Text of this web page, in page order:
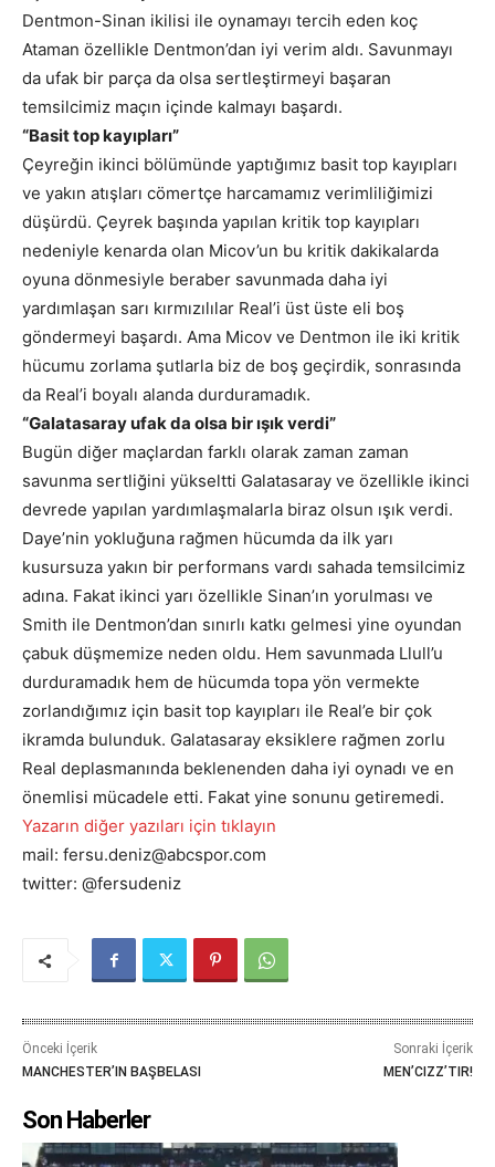
Dentmon-Sinan ikilisi ile oynamayı tercih eden koç
Ataman özellikle Dentmon’dan iyi verim aldı. Savunmayı
da ufak bir parça da olsa sertleştirmeyi başaran
temsilcimiz maçın içinde kalmayı başardı.
“Basit top kayıpları”
Çeyreğin ikinci bölümünde yaptığımız basit top kayıpları
ve yakın atışları cömertçe harcamamız verimliliğimizi
düşürdü. Çeyrek başında yapılan kritik top kayıpları
nedeniyle kenarda olan Micov’un bu kritik dakikalarda
oyuna dönmesiyle beraber savunmada daha iyi
yardımlaşan sarı kırmızılılar Real’i üst üste eli boş
göndermeyi başardı. Ama Micov ve Dentmon ile iki kritik
hücumu zorlama şutlarla biz de boş geçirdik, sonrasında
da Real’i boyalı alanda durduramadık.
“Galatasaray ufak da olsa bir ışık verdi”
Bugün diğer maçlardan farklı olarak zaman zaman
savunma sertliğini yükseltti Galatasaray ve özellikle ikinci
devrede yapılan yardımlaşmalarla biraz olsun ışık verdi.
Daye’nin yokluğuna rağmen hücumda da ilk yarı
kusursuza yakın bir performans vardı sahada temsilcimiz
adına. Fakat ikinci yarı özellikle Sinan’ın yorulması ve
Smith ile Dentmon’dan sınırlı katkı gelmesi yine oyundan
çabuk düşmemize neden oldu. Hem savunmada Llull’u
durduramadık hem de hücumda topa yön vermekte
zorlandığımız için basit top kayıpları ile Real’e bir çok
ikramda bulunduk. Galatasaray eksiklere rağmen zorlu
Real deplasmanında beklenenden daha iyi oynadı ve en
önemlisi mücadele etti. Fakat yine sonunu getiremedi.
Yazarın diğer yazıları için tıklayın
mail: fersu.deniz@abcspor.com
twitter: @fersudeniz
Önceki İçerik
MANCHESTER’IN BAŞBELASI
Sonraki İçerik
MEN’CIZZ’TIR!
Son Haberler